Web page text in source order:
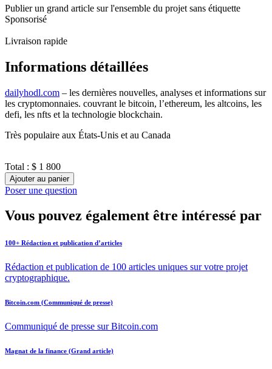
Publier un grand article sur l'ensemble du projet sans étiquette
Sponsorisé
Livraison rapide
Informations détaillées
dailyhodl.com – les dernières nouvelles, analyses et informations sur
les cryptomonnaies. couvrant le bitcoin, l’ethereum, les altcoins, les
defi, les nfts et la technologie blockchain.
Très populaire aux États-Unis et au Canada
Total : $ 1 800
Ajouter au panier
Poser une question
Vous pouvez également être intéressé par
100+ Rédaction et publication d’articles
Rédaction et publication de 100 articles uniques sur votre projet
cryptographique.
Bitcoin.com (Communiqué de presse)
Communiqué de presse sur Bitcoin.com
Magnat de la finance (Grand article)